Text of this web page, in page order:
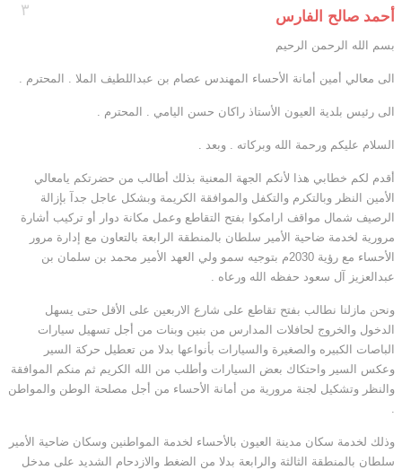
٣ أحمد صالح الفارس
بسم الله الرحمن الرحيم
الى معالي أمين أمانة الأحساء المهندس عصام بن عبداللطيف الملا . المحترم .
الى رئيس بلدية العيون الأستاذ راكان حسن اليامي . المحترم .
السلام عليكم ورحمة الله وبركاته . وبعد .
أقدم لكم خطابي هذا لأنكم الجهة المعنية بذلك أطالب من حضرتكم يامعالي
الأمين النظر وبالتكرم والتكفل والموافقة الكريمة وبشكل عاجل جدآ بإزالة
الرصيف شمال مواقف ارامكوا بفتح التقاطع وعمل مكانة دوار أو تركيب أشارة
مرورية لخدمة ضاحية الأمير سلطان بالمنطقة الرابعة بالتعاون مع إدارة مرور
الأحساء مع رؤية 2030م بتوجيه سمو ولي العهد الأمير محمد بن سلمان بن
عبدالعزيز آل سعود حفظه الله ورعاه .
ونحن مازلنا نطالب بفتح تقاطع على شارع الاربعين على الأقل حتى يسهل
الدخول والخروج لحافلات المدارس من بنين وبنات من أجل تسهيل سيارات
الباصات الكبيره والصغيرة والسيارات بأنواعها بدلا من تعطيل حركة السير
وعكس السير واحتكاك بعض السيارات وأطلب من الله الكريم ثم منكم الموافقة
والنظر وتشكيل لجنة مرورية من أمانة الأحساء من أجل مصلحة الوطن والمواطن
.
وذلك لخدمة سكان مدينة العيون بالأحساء لخدمة المواطنين وسكان ضاحية الأمير
سلطان بالمنطقة الثالثة والرابعة بدلا من الضغط والازدحام الشديد على مدخل